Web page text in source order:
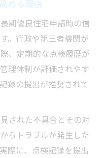
期優良住宅申請時の信
。行政や第三者機関が
、定期的な点検履歴が
理体制が評価されやす
録の提出が推奨されて
された不具合とその対
らトラブルが発生した
際に、点検記録を提出